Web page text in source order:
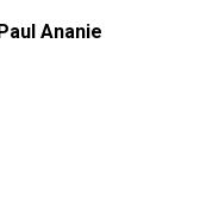
Ananie